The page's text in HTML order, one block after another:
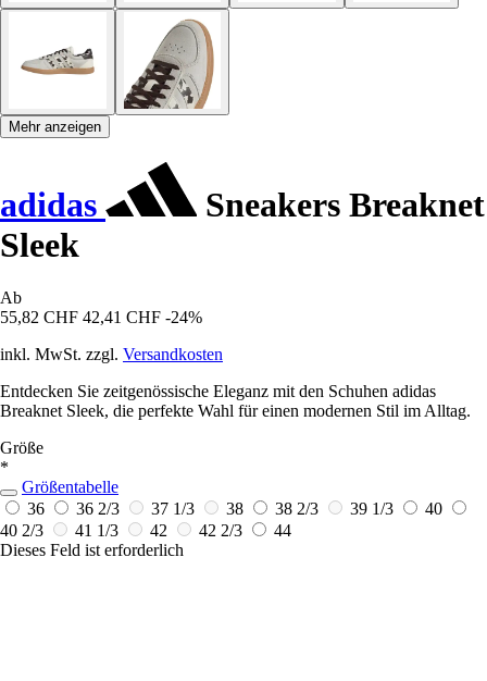
Mehr anzeigen
adidas
Sneakers Breaknet
Sleek
Ab
55,82 CHF 42,41 CHF -24%
inkl. MwSt. zzgl. Versandkosten
Entdecken Sie zeitgenössische Eleganz mit den Schuhen adidas
Breaknet Sleek, die perfekte Wahl für einen modernen Stil im Alltag.
Größe
*
Größentabelle
36
36 2/3 37 1/3 38 38 2/3 39 1/3
40
40 2/3
41 1/3 42 42 2/3
44
Dieses Feld ist erforderlich